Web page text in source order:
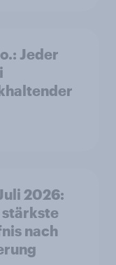
Jeder
2026:
nach